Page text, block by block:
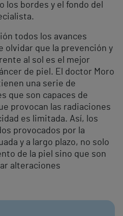
bordes y el fondo del
todos los avances
olvidar que la prevención y
al sol es el mejor
de piel. El doctor Moro
una serie de
que son capaces de
provocan las radiaciones
es limitada. Así, los
provocados por la
y a largo plazo, no solo
de la piel sino que son
alteraciones